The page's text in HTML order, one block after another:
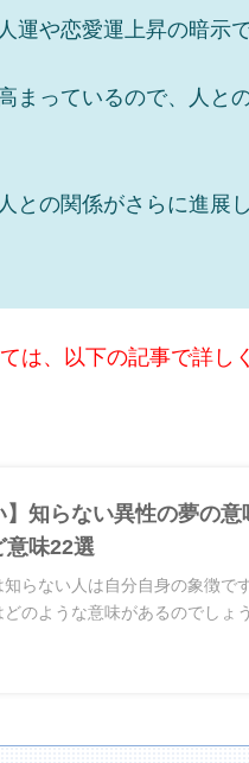
運や恋愛運上昇の暗示で
まっているので、人と
との関係がさらに進展
、以下の記事で詳し
】知らない異性の夢の
意味22選
らない人は自分自身の象徴で
どのような意味があるのでしょ